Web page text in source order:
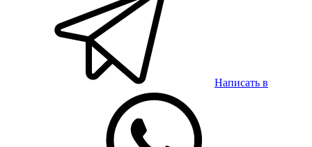
Написать в